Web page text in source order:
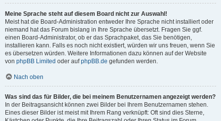
Meine Sprache steht auf diesem Board nicht zur Auswahl!
Meist hat die Board-Administration entweder Ihre Sprache nicht installiert oder
niemand hat das Forum bislang in Ihre Sprache übersetzt. Fragen Sie ggf.
einen Board-Administrator, ob er das Sprachpaket, das Sie benötigen,
installieren kann. Falls es noch nicht existiert, würden wir uns freuen, wenn Sie
es übersetzen würden. Weitere Informationen dazu können auf der Website
von phpBB Limited oder aufphpBB.de gefunden werden.
Nach oben
Was sind das für Bilder, die bei meinem Benutzernamen angezeigt werden?
In der Beitragsansicht können zwei Bilder bei Ihrem Benutzernamen stehen.
Eines dieser Bilder ist meist mit Ihrem Rang verknüpft: Oft sind dies Sterne,